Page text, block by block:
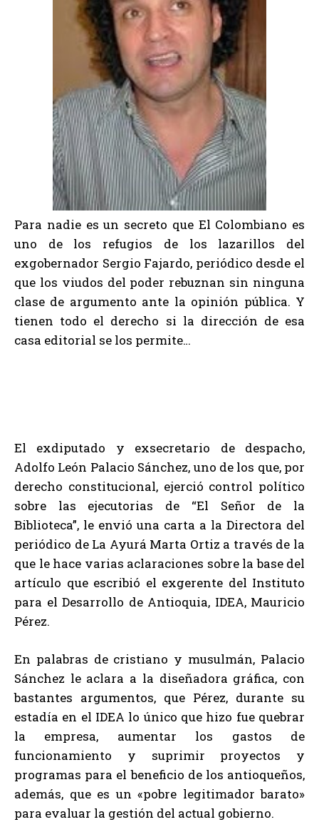
Para nadie es un secreto que El Colombiano es
uno de los refugios de los lazarillos del
exgobernador Sergio Fajardo, periódico desde el
que los viudos del poder rebuznan sin ninguna
clase de argumento ante la opinión pública. Y
tienen todo el derecho si la dirección de esa
casa editorial se los permite…
El exdiputado y exsecretario de despacho,
Adolfo León Palacio Sánchez, uno de los que, por
derecho constitucional, ejerció control político
sobre las ejecutorias de “El Señor de la
Biblioteca”, le envió una carta a la Directora del
periódico de La Ayurá Marta Ortiz a través de la
que le hace varias aclaraciones sobre la base del
artículo que escribió el exgerente del Instituto
para el Desarrollo de Antioquia, IDEA, Mauricio
Pérez.
En palabras de cristiano y musulmán, Palacio
Sánchez le aclara a la diseñadora gráfica, con
bastantes argumentos, que Pérez, durante su
estadía en el IDEA lo único que hizo fue quebrar
la empresa, aumentar los gastos de
funcionamiento y suprimir proyectos y
programas para el beneficio de los antioqueños,
además, que es un «pobre legitimador barato»
para evaluar la gestión del actual gobierno.